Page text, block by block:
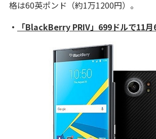
格は60英ポンド（約1万1200円）。
・
「BlackBerry PRIV」699ドルで11